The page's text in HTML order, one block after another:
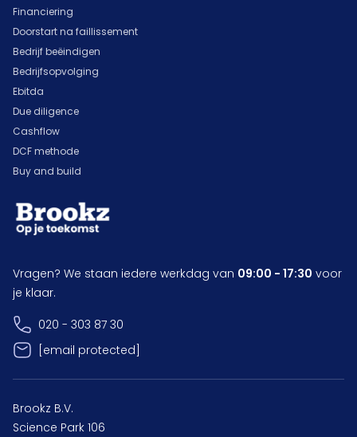
Financiering
Doorstart na faillissement
Bedrijf beëindigen
Bedrijfsopvolging
Ebitda
Due diligence
Cashflow
DCF methode
Buy and build
Vragen? We staan iedere werkdag van 09:00 - 17:30 voor
je klaar.
020 - 303 87 30
[email protected]
Brookz B.V.
Science Park 106